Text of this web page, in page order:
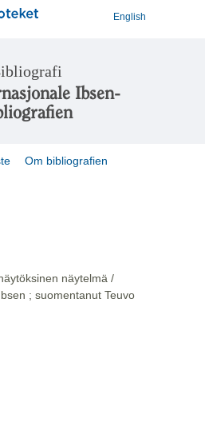
English
Ibsen-
Om bibliografien
näytelmä /
; suomentanut Teuvo